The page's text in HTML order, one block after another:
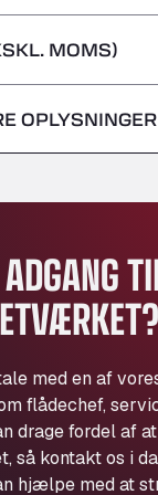
3560
Wash
90, 6041
Pol. Ind. del
4,
31119
II
8LT
85884
–
–
MOMS)
OPLYSNINGER
med en af
flådechef,
drage fordel af
kontakt os i
hjælpe med at